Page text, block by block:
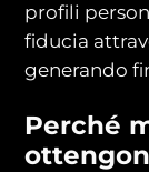
profili
fiducia
generando
Perché